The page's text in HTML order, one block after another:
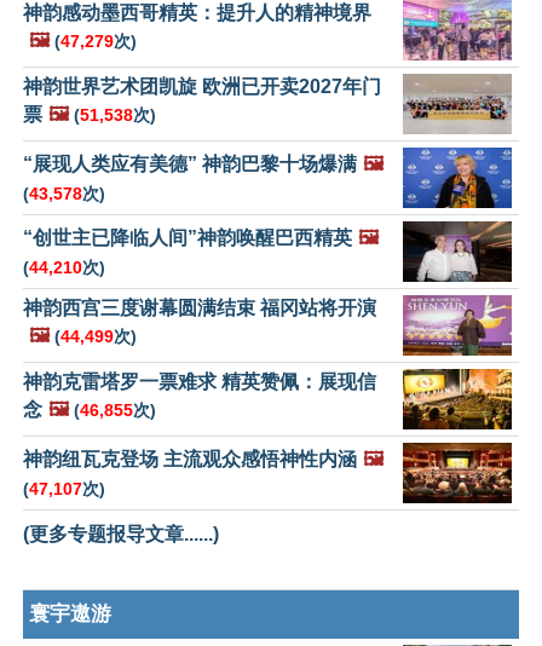
神韵感动墨西哥精英：提升人的精神境界
🖼️ (47,279次)
神韵世界艺术团凯旋 欧洲已开卖2027年门
票 🖼️ (51,538次)
“展现人类应有美德” 神韵巴黎十场爆满 🖼️
(43,578次)
“创世主已降临人间”神韵唤醒巴西精英 🖼️
(44,210次)
神韵西宫三度谢幕圆满结束 福冈站将开演
🖼️ (44,499次)
神韵克雷塔罗一票难求 精英赞佩：展现信
念 🖼️ (46,855次)
神韵纽瓦克登场 主流观众感悟神性内涵 🖼️
(47,107次)
(更多专题报导文章......)
寰宇遨游